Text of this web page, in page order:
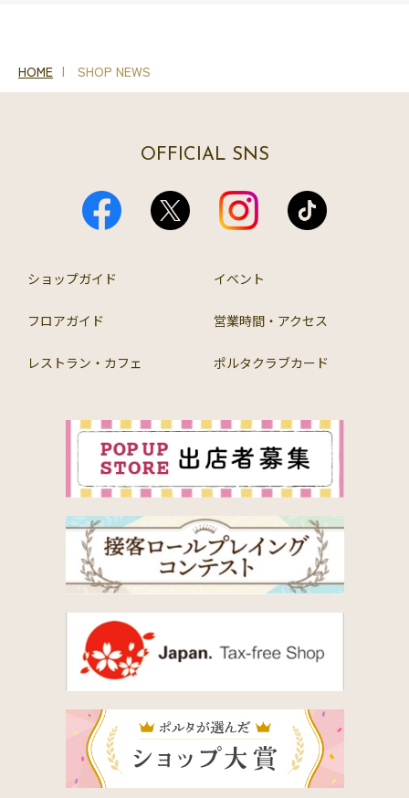
HOME SHOP NEWS
OFFICIAL SNS
ショップガイド イベント
フロアガイド 営業時間・アクセス
レストラン・カフェ ポルタクラブカード